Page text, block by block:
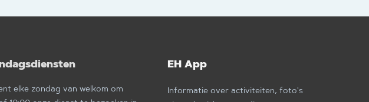
elke zondag van welkom om
EH App
Informatie over activiteiten, foto's